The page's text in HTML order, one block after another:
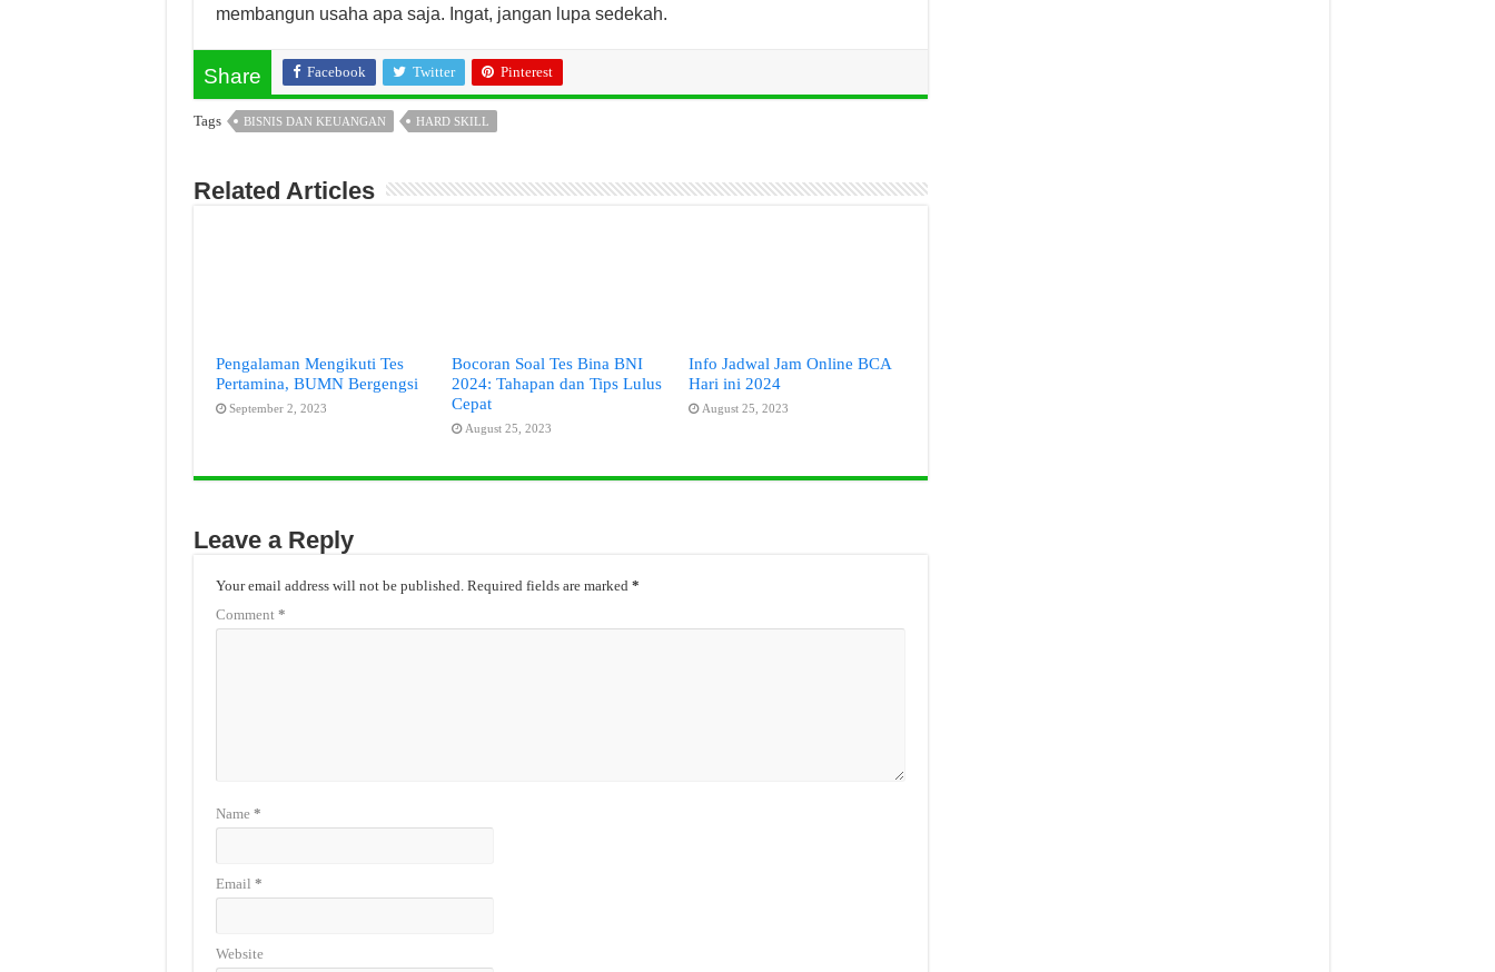
membangun usaha apa saja. Ingat, jangan lupa sedekah.
Share Facebook Twitter Pinterest
Tags BISNIS DAN KEUANGAN HARD SKILL
Related Articles
Pengalaman Mengikuti Tes
Pertamina, BUMN Bergengsi
September 2, 2023
Bocoran Soal Tes Bina BNI
2024: Tahapan dan Tips Lulus
Cepat
August 25, 2023
Info Jadwal Jam Online BCA
Hari ini 2024
August 25, 2023
Leave a Reply
Your email address will not be published. Required fields are marked *
Comment *
Name *
Email *
Website